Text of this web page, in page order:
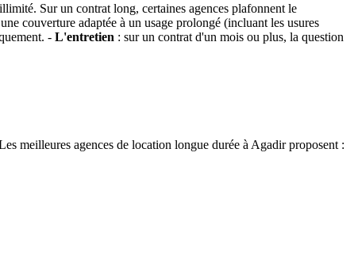
Sur un contrat long, certaines agences plafonnent le
couverture adaptée à un usage prolongé (incluant les usures
- L'entretien : sur un contrat d'un mois ou plus, la question
meilleures agences de location longue durée à Agadir proposent :